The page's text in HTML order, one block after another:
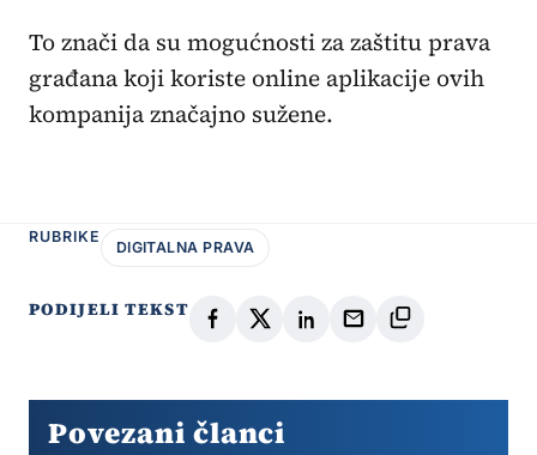
To znači da su mogućnosti za zaštitu prava
građana koji koriste online aplikacije ovih
kompanija značajno sužene.
RUBRIKE
DIGITALNA PRAVA
PODIJELI TEKST
Povezani članci